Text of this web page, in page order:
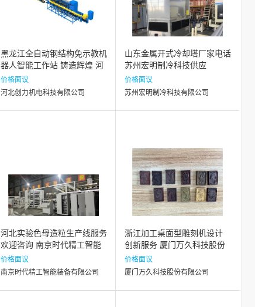
黑龙江全自动钢结构免示教机
器人智能工作站 铸造辉煌 河
北创力机电科技供应
价格面议
河北创力机电科技有限公司
山东金属开式冷却塔厂家电话
苏州宏明制冷科技供应
价格面议
苏州宏明制冷科技有限公司
河北实验色母造粒生产线服务
欢迎咨询 南京时代精工智能
装备供应
价格面议
南京时代精工智能装备有限公司
浙江加工桌面型雕刻机设计
创新服务 厦门万久科技股份
供应
价格面议
厦门万久科技股份有限公司